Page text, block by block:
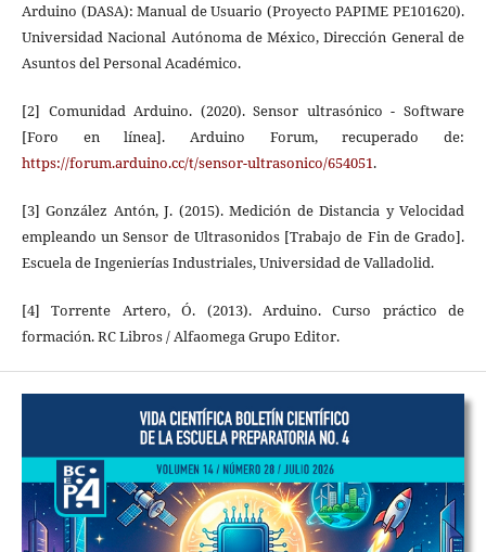
Arduino (DASA): Manual de Usuario (Proyecto PAPIME PE101620).
Universidad Nacional Autónoma de México, Dirección General de
Asuntos del Personal Académico.
[2] Comunidad Arduino. (2020). Sensor ultrasónico - Software
[Foro en línea]. Arduino Forum, recuperado de:
https://forum.arduino.cc/t/sensor-ultrasonico/654051.
[3] González Antón, J. (2015). Medición de Distancia y Velocidad
empleando un Sensor de Ultrasonidos [Trabajo de Fin de Grado].
Escuela de Ingenierías Industriales, Universidad de Valladolid.
[4] Torrente Artero, Ó. (2013). Arduino. Curso práctico de
formación. RC Libros / Alfaomega Grupo Editor.